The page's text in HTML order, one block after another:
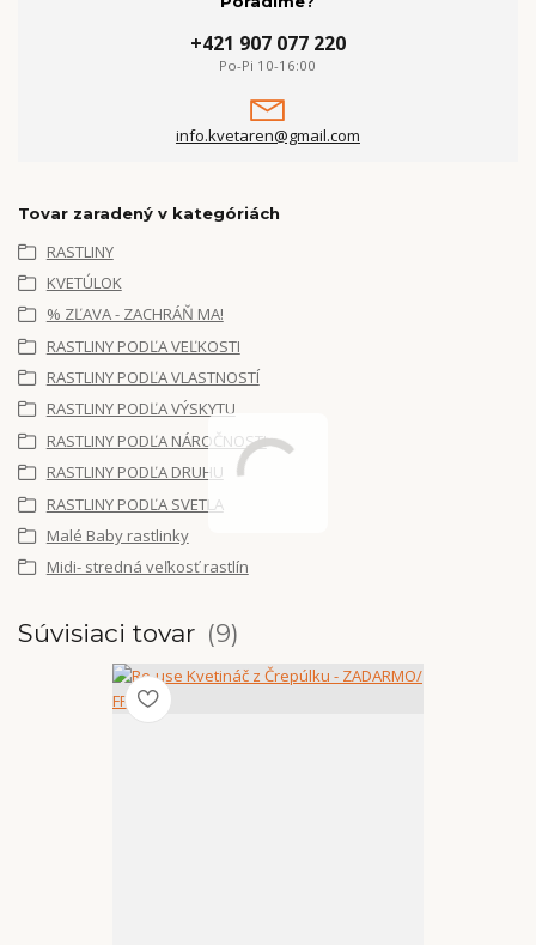
+421 907 077 220
Po-Pi 10-16:00
info.kvetaren@gmail.com
Tovar zaradený v kategóriách
RASTLINY
KVETÚLOK
% ZĽAVA - ZACHRÁŇ MA!
RASTLINY PODĽA VEĽKOSTI
RASTLINY PODĽA VLASTNOSTÍ
RASTLINY PODĽA VÝSKYTU
RASTLINY PODĽA NÁROČNOSTI
RASTLINY PODĽA DRUHU
RASTLINY PODĽA SVETLA
Malé Baby rastlinky
Midi- stredná veľkosť rastlín
Súvisiaci tovar 9